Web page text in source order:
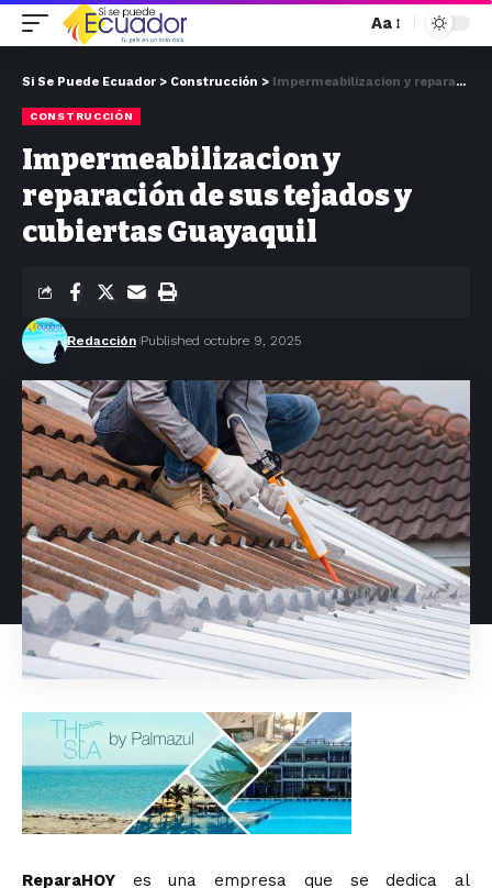
Aa
Si Se Puede Ecuador > Construcción > Impermeabilizacion y reparación de sus tejados y cubiertas Guayaquil
CONSTRUCCIÓN
Impermeabilizacion y
reparación de sus tejados y
cubiertas Guayaquil
Redacción Published octubre 9, 2025
ReparaHOY es una empresa que se dedica al